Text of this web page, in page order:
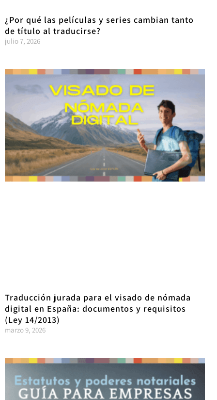
¿Por qué las películas y series cambian tanto
de título al traducirse?
julio 7, 2026
Traducción jurada para el visado de nómada
digital en España: documentos y requisitos
(Ley 14/2013)
marzo 9, 2026